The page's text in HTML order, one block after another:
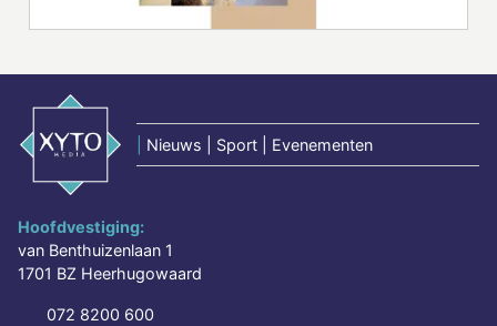
Nieuws | Sport | Evenementen
Hoofdvestiging:
van Benthuizenlaan 1
1701 BZ Heerhugowaard
072 8200 600